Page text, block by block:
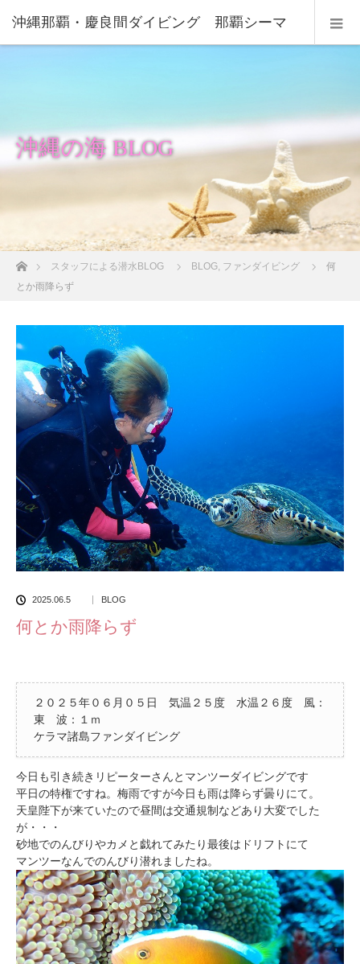
沖縄那覇・慶良間ダイビング 那覇シーマ
沖縄の海 BLOG
ホームスタッフによる潜水BLOG BLOG, ファンダイビング
何
とか雨降らず
2025.06.5 BLOG
何とか雨降らず
２０２５年０６月０５日 気温２５度 水温２６度 風：
東 波：１ｍ
ケラマ諸島ファンダイビング
今日も引き続きリピーターさんとマンツーダイビングです
平日の特権ですね。梅雨ですが今日も雨は降らず曇りにて。
天皇陛下が来ていたので昼間は交通規制などあり大変でした
が・・・
砂地でのんびりやカメと戯れてみたり最後はドリフトにて
マンツーなんでのんびり潜れましたね。